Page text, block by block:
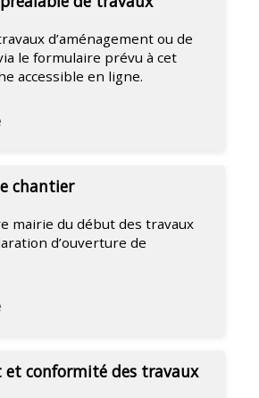
d’aménagement ou de
le formulaire prévu à cet
accessible en ligne.
chantier
mairie du début des travaux
d’ouverture de
et conformité des travaux